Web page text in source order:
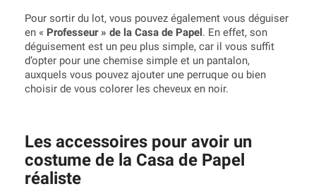
Pour sortir du lot, vous pouvez également vous déguiser
en « Professeur » de la Casa de Papel. En effet, son
déguisement est un peu plus simple, car il vous suffit
d’opter pour une chemise simple et un pantalon,
auxquels vous pouvez ajouter une perruque ou bien
choisir de vous colorer les cheveux en noir.
Les accessoires pour avoir un
costume de la Casa de Papel
réaliste